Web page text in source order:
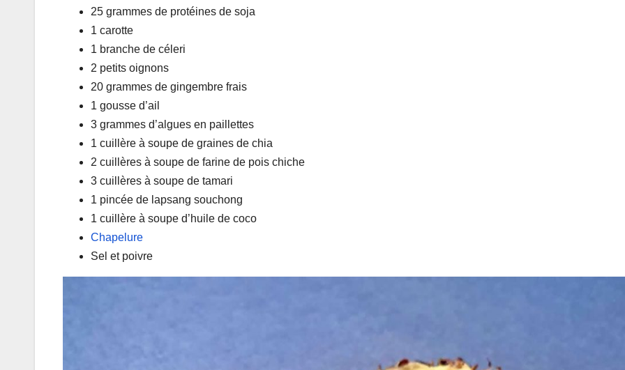
25 grammes de protéines de soja
1 carotte
1 branche de céleri
2 petits oignons
20 grammes de gingembre frais
1 gousse d’ail
3 grammes d’algues en paillettes
1 cuillère à soupe de graines de chia
2 cuillères à soupe de farine de pois chiche
3 cuillères à soupe de tamari
1 pincée de lapsang souchong
1 cuillère à soupe d’huile de coco
Chapelure
Sel et poivre